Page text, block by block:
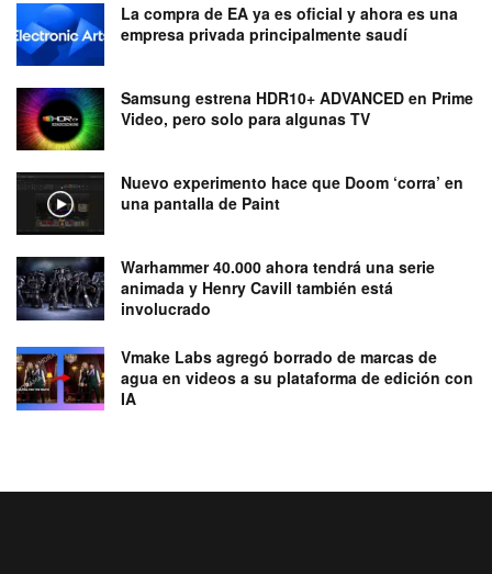
La compra de EA ya es oficial y ahora es una
empresa privada principalmente saudí
Samsung estrena HDR10+ ADVANCED en Prime
Video, pero solo para algunas TV
Nuevo experimento hace que Doom ‘corra’ en
una pantalla de Paint
Warhammer 40.000 ahora tendrá una serie
animada y Henry Cavill también está
involucrado
Vmake Labs agregó borrado de marcas de
agua en videos a su plataforma de edición con
IA